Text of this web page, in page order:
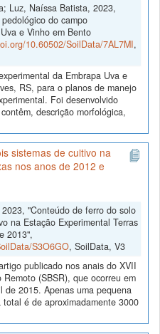
Luz, Naíssa Batista, 2023,
do campo
e Vinho em Bento
10.60502/SoilData/7AL7MI,
da Embrapa Uva e
RS, para o planos de manejo
Foi desenvolvido
descrição morfológica,
sistemas de cultivo na
nos anos de 2012 e
"Conteúdo de ferro do solo
na Estação Experimental Terras
2013",
S3O6GO, SoilData, V3
publicado nos anais do XVII
(SBSR), que ocorreu em
de 2015. Apenas uma pequena
é de aproximadamente 3000